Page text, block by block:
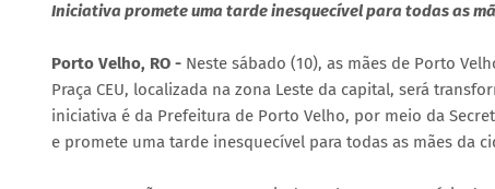
Iniciativa promete uma tarde inesquecível para todas as
Porto Velho, RO - Neste sábado (10), as mães de Porto
Praça CEU, localizada na zona Leste da capital, será
iniciativa é da Prefeitura de Porto Velho, por meio da
e promete uma tarde inesquecível para todas as mães da